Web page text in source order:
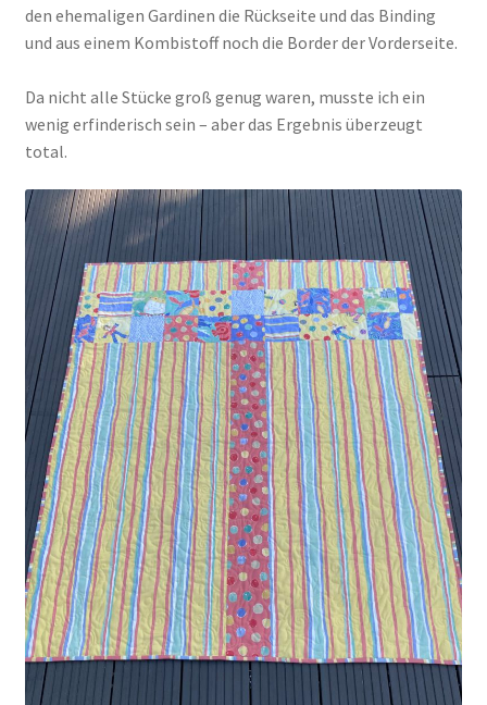
den ehemaligen Gardinen die Rückseite und das Binding
und aus einem Kombistoff noch die Border der Vorderseite.
Da nicht alle Stücke groß genug waren, musste ich ein
wenig erfinderisch sein – aber das Ergebnis überzeugt
total.